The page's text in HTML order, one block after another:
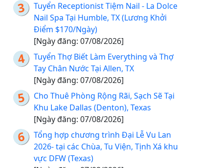
Tuyển Receptionist Tiệm Nail - La Dolce
Nail Spa Tại Humble, TX (Lương Khởi
Điểm $170/Ngày)
[Ngày đăng: 07/08/2026]
Tuyển Thợ Biết Làm Everything và Thợ
Tay Chân Nước Tại Allen, TX
[Ngày đăng: 07/08/2026]
Cho Thuê Phòng Rộng Rãi, Sạch Sẽ Tại
Khu Lake Dallas (Denton), Texas
[Ngày đăng: 07/08/2026]
Tổng hợp chương trình Đại Lễ Vu Lan
2026- tại các Chùa, Tu Viện, Tịnh Xá khu
vực DFW (Texas)